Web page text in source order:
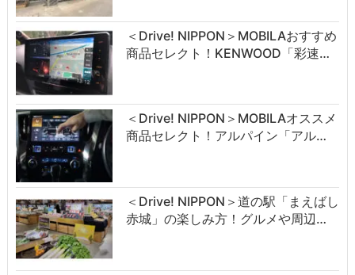
＜Drive! NIPPON＞MOBILAおすすめ
商品セレクト！KENWOOD「彩速…
＜Drive! NIPPON＞MOBILAオススメ
商品セレクト！アルパイン「アル…
＜Drive! NIPPON＞道の駅「まえばし
赤城」の楽しみ方！グルメや周辺…